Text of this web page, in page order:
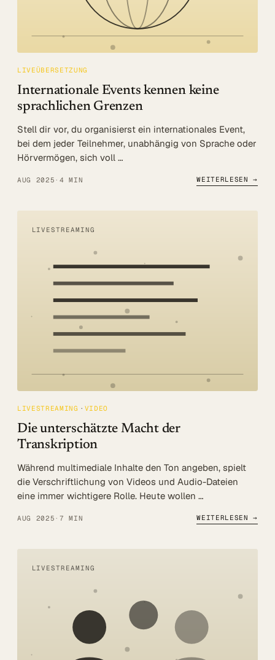
LIVEÜBERSETZUNG
Internationale Events kennen keine
sprachlichen Grenzen
Stell dir vor, du organisierst ein internationales Event,
bei dem jeder Teilnehmer, unabhängig von Sprache oder
Hörvermögen, sich voll …
AUG 2025 · 4 MIN WEITERLESEN →
LIVESTREAMING
LIVESTREAMING VIDEO
Die unterschätzte Macht der
Transkription
Während multimediale Inhalte den Ton angeben, spielt
die Verschriftlichung von Videos und Audio-Dateien
eine immer wichtigere Rolle. Heute wollen …
AUG 2025 · 7 MIN WEITERLESEN →
LIVESTREAMING